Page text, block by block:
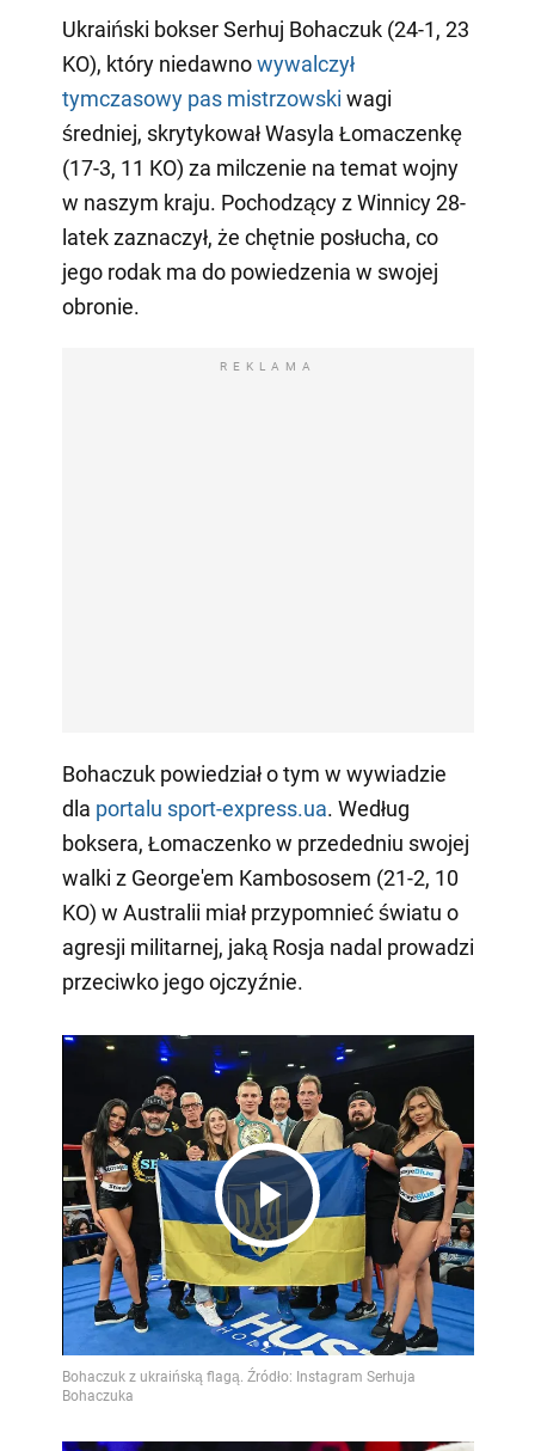
Ukraiński bokser Serhuj Bohaczuk (24-1, 23
KO), który niedawnowywalczył
tymczasowy pas mistrzowski wagi
średniej, skrytykował Wasyla Łomaczenkę
(17-3, 11 KO) za milczenie na temat wojny
w naszym kraju. Pochodzący z Winnicy 28-
latek zaznaczył, że chętnie posłucha, co
jego rodak ma do powiedzenia w swojej
obronie.
REKLAMA
Bohaczuk powiedział o tym w wywiadzie
dla portalu sport-express.ua. Według
boksera, Łomaczenko w przededniu swojej
walki z George'em Kambososem (21-2, 10
KO) w Australii miał przypomnieć światu o
agresji militarnej, jaką Rosja nadal prowadzi
przeciwko jego ojczyźnie.
Play
Video